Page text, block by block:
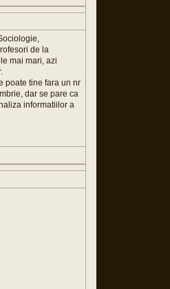
de la
mai mari, azi
poate tine fara un nr
dar se pare ca
informatiilor a